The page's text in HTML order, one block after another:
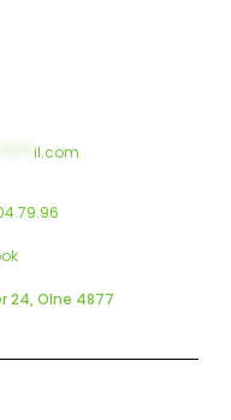
il.com
24, Olne 4877